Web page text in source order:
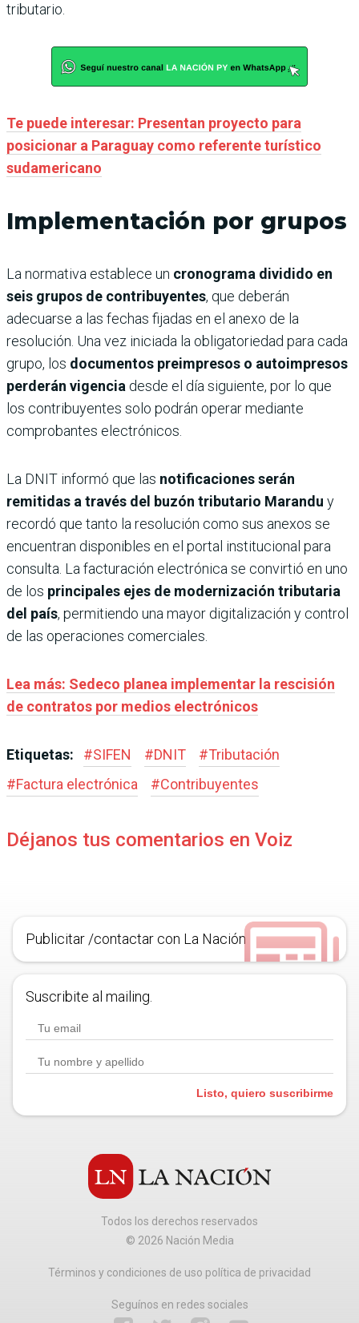
tributario.
Te puede interesar: Presentan proyecto para
posicionar a Paraguay como referente turístico
sudamericano
Implementación por grupos
La normativa establece un cronograma dividido en
seis grupos de contribuyentes, que deberán
adecuarse a las fechas fijadas en el anexo de la
resolución. Una vez iniciada la obligatoriedad para cada
grupo, los documentos preimpresos o autoimpresos
perderán vigencia desde el día siguiente, por lo que
los contribuyentes solo podrán operar mediante
comprobantes electrónicos.
La DNIT informó que las notificaciones serán
remitidas a través del buzón tributario Marandu y
recordó que tanto la resolución como sus anexos se
encuentran disponibles en el portal institucional para
consulta. La facturación electrónica se convirtió en uno
de los principales ejes de modernización tributaria
del país, permitiendo una mayor digitalización y control
de las operaciones comerciales.
Lea más: Sedeco planea implementar la rescisión
de contratos por medios electrónicos
Etiquetas: #SIFEN #DNIT #Tributación
#Factura electrónica #Contribuyentes
Déjanos tus comentarios en Voiz
Publicitar /contactar con La Nación
Suscribite al mailing.
Listo, quiero suscribirme
Todos los derechos reservados
© 2026 Nación Media
Términos y condiciones de uso política de privacidad
Seguínos en redes sociales